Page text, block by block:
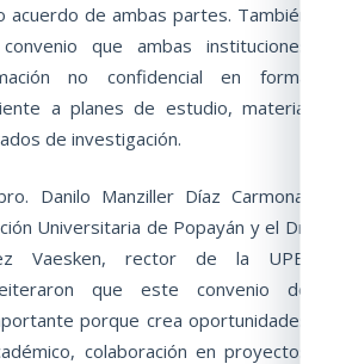
de ambas partes. También
que ambas instituciones
no confidencial en forma
a planes de estudio, material
de investigación.
Danilo Manziller Díaz Carmona,
Universitaria de Popayán y el Dr.
Vaesken, rector de la UPE,
que este convenio de
porque crea oportunidades
colaboración en proyectos